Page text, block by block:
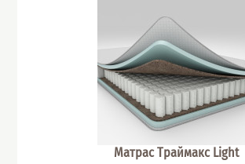
Матрас Траймакс Light